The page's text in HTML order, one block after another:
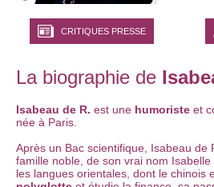
CRITIQUES PRESSE
La biographie de
Isabeau de R. est une humoriste et
née à Paris.
Après un Bac scientifique, Isabeau de
famille noble, de son vrai nom
les langues orientales, dont le chinois